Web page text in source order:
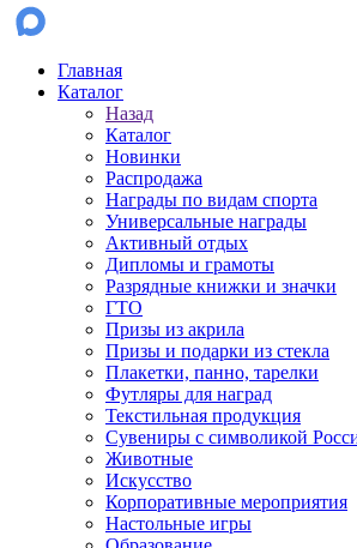
Главная
Каталог
Назад
Каталог
Новинки
Распродажа
Награды по видам спорта
Универсальные награды
Активный отдых
Дипломы и грамоты
Разрядные книжки и значки
ГТО
Призы из акрила
Призы и подарки из стекла
Плакетки, панно, тарелки
Футляры для наград
Текстильная продукция
Сувениры с символикой
Животные
Искусство
Корпоративные мероприятия
Настольные игры